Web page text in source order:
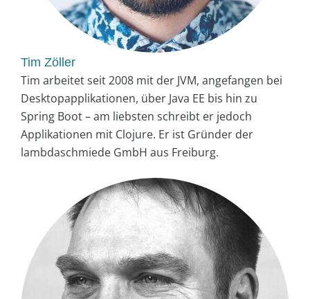
Tim Zöller
Tim arbeitet seit 2008 mit der JVM, angefangen bei
Desktopapplikationen, über Java EE bis hin zu
Spring Boot – am liebsten schreibt er jedoch
Applikationen mit Clojure. Er ist Gründer der
lambdaschmiede GmbH aus Freiburg.